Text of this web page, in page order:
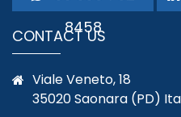
8458
CONTACT US
Viale Veneto, 18
35020 Saonara (PD)